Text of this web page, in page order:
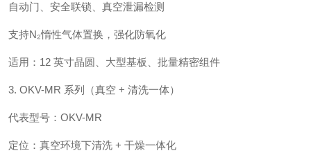
自动门、安全联锁、真空泄漏检测
支持N₂惰性气体置换，强化防氧化
适用：12 英寸晶圆、大型基板、批量精密组件
3. OKV-MR 系列（真空 + 清洗一体）
代表型号：OKV-MR
定位：真空环境下清洗 + 干燥一体化